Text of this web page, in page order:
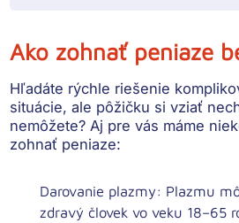
Ako zohnať peniaze
Hľadáte rýchle riešenie
situácie, ale pôžičku si vziať
nemôžete? Aj pre vás máme
zohnať peniaze:
Darovanie plazmy: Plazmu
zdravý človek vo veku 18–65